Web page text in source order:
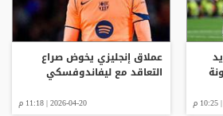
عملاق إنجليزي يخوض صراع
التعاقد مع ليفاندوفسكي
2026-04-20 | 11:18 م